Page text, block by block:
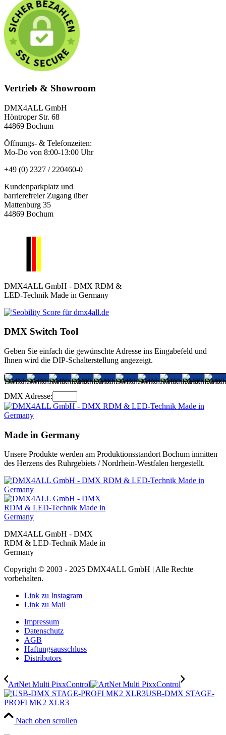
Vertrieb & Showroom
DMX4ALL GmbH
Höntroper Str. 68
44869 Bochum
Öffnungs- & Telefonzeiten:
Mo-Do von 8:00-13:00 Uhr
+49 (0) 2327 / 220460-0
Kundenparkplatz und
barrierefreier Zugang über
Mattenburg 35
44869 Bochum
DMX4ALL GmbH - DMX RDM &
LED-Technik Made in Germany
DMX Switch Tool
Geben Sie einfach die gewünschte Adresse ins Eingabefeld und
Ihnen wird die DIP-Schalterstellung angezeigt.
DMX Adresse:
Made in Germany
Unsere Produkte werden am Produktionsstandort Bochum inmitten
des Herzens des Ruhrgebiets / Nordrhein-Westfalen hergestellt.
DMX4ALL GmbH - DMX
RDM & LED-Technik Made in
Germany
Copyright © 2003 - 2025 DMX4ALL GmbH | Alle Rechte
vorbehalten.
Link zu Instagram
Link zu Mail
Impressum
Datenschutz
AGB
Haftungsausschluss
Distributors
ArtNet Multi PixxControl
USB-DMX STAGE-
PROFI MK2 XLR3
Nach oben scrollen